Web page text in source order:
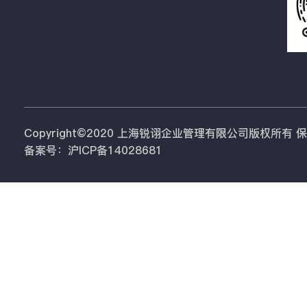
Copyright©2020 上海锐诩企业管理有限公司版权所有
备案号：沪ICP备14028681